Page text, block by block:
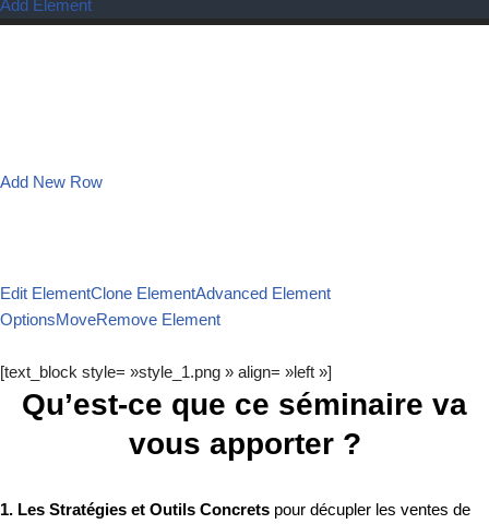
Add Element
Add New Row
Edit ElementClone ElementAdvanced Element
OptionsMoveRemove Element
[text_block style= »style_1.png » align= »left »]
Qu’est-ce que ce séminaire va
vous apporter ?
1. Les Stratégies et Outils Concrets pour décupler les ventes de